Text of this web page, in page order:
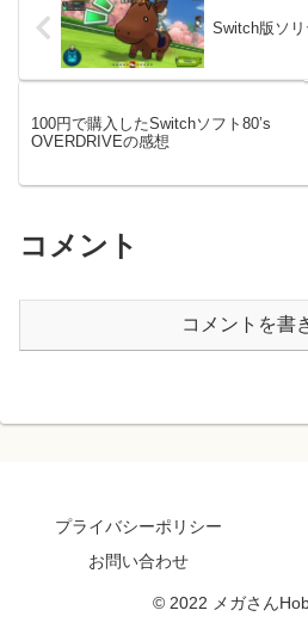
Switch版ソ
100円で購入したSwitchソフト80’s
OVERDRIVEの感想
コメント
コメントを書
プライバシーポリシー
お問い合わせ
© 2022 メガさん